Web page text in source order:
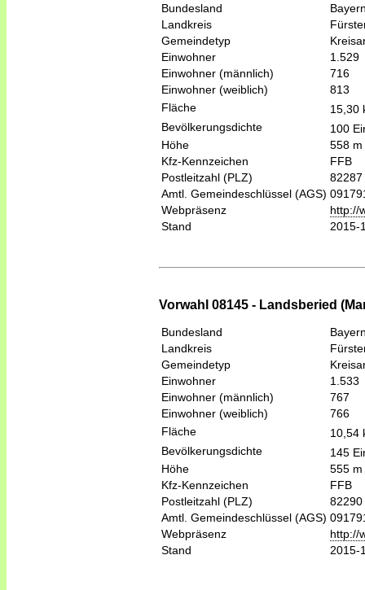
Bundesland
Landkreis
Gemeindetyp
Einwohner
1.529
Einwohner (männlich)
716
Einwohner (weiblich)
813
Fläche
15,30
Bevölkerungsdichte
100
Höhe
558 m
Kfz-Kennzeichen
FFB
Postleitzahl (PLZ)
82287
Amtl. Gemeindeschlüssel (AGS)
Webpräsenz
http://
Stand
2015-
Vorwahl 08145 - Landsberied
Bundesland
Landkreis
Gemeindetyp
Einwohner
1.533
Einwohner (männlich)
767
Einwohner (weiblich)
766
Fläche
10,54
Bevölkerungsdichte
145
Höhe
555 m
Kfz-Kennzeichen
FFB
Postleitzahl (PLZ)
82290
Amtl. Gemeindeschlüssel (AGS)
Webpräsenz
http://
Stand
2015-